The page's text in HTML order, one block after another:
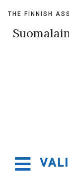
content
THE FINNISH